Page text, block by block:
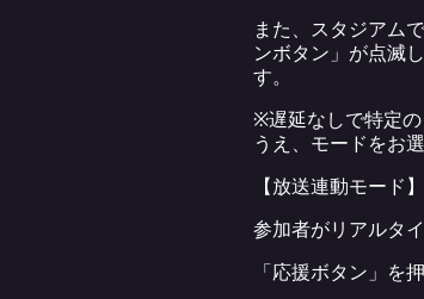
また、スタジアム
ンボタン」が点滅
す。
※遅延なしで特定
うえ、モードをお
【放送連動モード】
参加者がリアルタ
「応援ボタン」を